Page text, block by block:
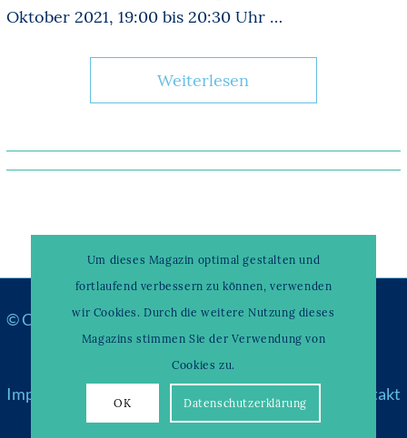
Oktober 2021, 19:00 bis 20:30 Uhr …
Weiterlesen
© Copyright –WAHRENDORFF KLINIKUM
Impressum Über uns & Partner Kontakt
Um dieses Magazin optimal gestalten und
fortlaufend verbessern zu können, verwenden
wir Cookies. Durch die weitere Nutzung dieses
Magazins stimmen Sie der Verwendung von
Cookies zu.
OK Datenschutzerklärung